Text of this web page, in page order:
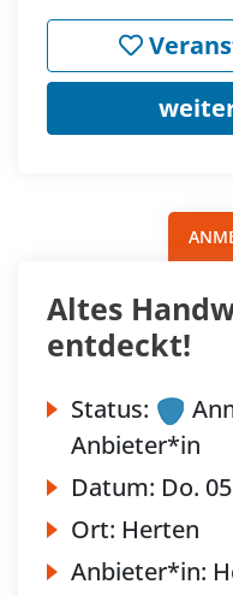
Altes
entdeckt!
Status:
Anbieter*in
Datum: Do.
Ort: Herten
Anbieter*in: